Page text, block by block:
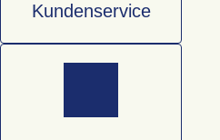
Kundenservice